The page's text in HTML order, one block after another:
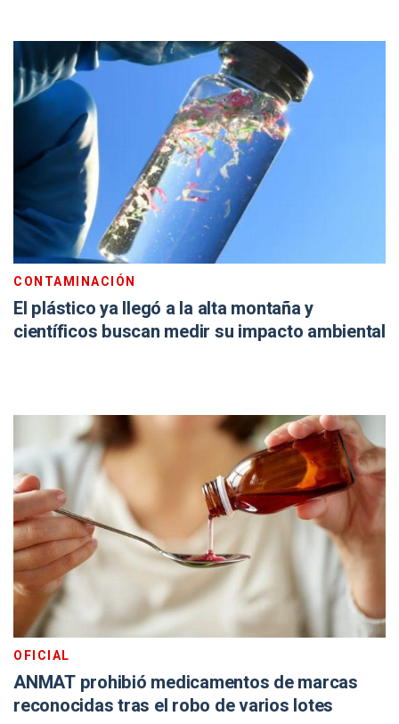
CONTAMINACIÓN
El plástico ya llegó a la alta montaña y
científicos buscan medir su impacto ambiental
OFICIAL
ANMAT prohibió medicamentos de marcas
reconocidas tras el robo de varios lotes